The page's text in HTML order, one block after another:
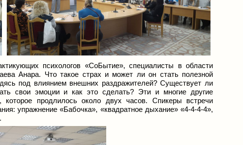
психологов «СоБытие», специалисты в области
Анара. Что такое страх и может ли он стать полезной
под влиянием внешних раздражителей? Существует ли
свои эмоции и как это сделать? Эти и многие другие
продлилось около двух часов. Спикеры встречи
упражнение «Бабочка», «квадратное дыхание» «4-4-4-4»,